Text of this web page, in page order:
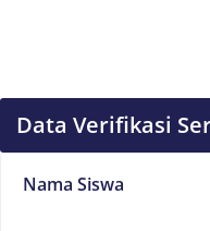
Data Verifikasi
Nama Siswa